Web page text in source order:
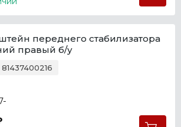
переднего стабилизатора
правый б/у
81437400216